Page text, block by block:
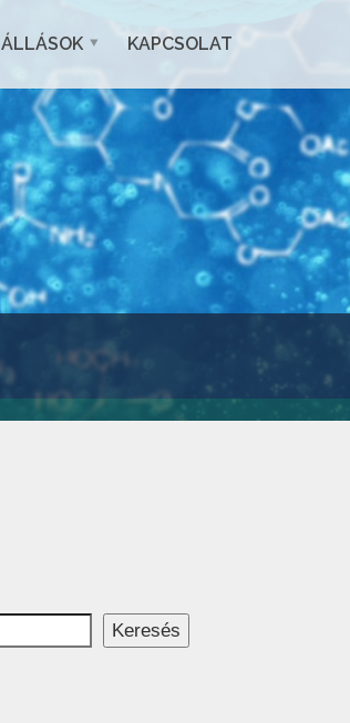
ÁLLÁSOK KAPCSOLAT
Keresés